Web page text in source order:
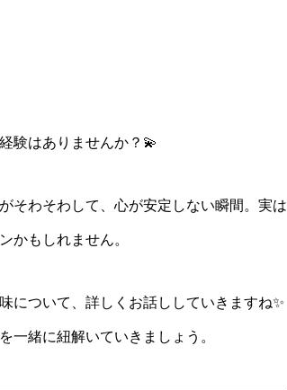
験はありませんか？💫
そわそわして、心が安定しない瞬間。実は
かもしれません。
について、詳しくお話ししていきますね✨
一緒に紐解いていきましょう。